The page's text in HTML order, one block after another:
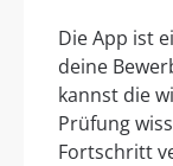
Die App ist
deine
kannst die
Prüfung
Fortschritt